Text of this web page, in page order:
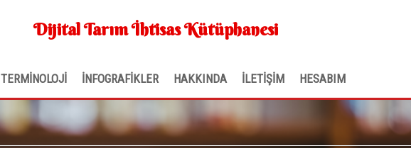
Dijital Tarım İhtisas Kütüphanesi
TERMİNOLOJİ İNFOGRAFİKLER HAKKINDA İLETİŞİM HESABIM